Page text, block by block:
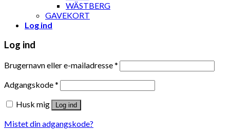
WÄSTBERG
GAVEKORT
Log ind
Log ind
Brugernavn eller e-mailadresse*
Adgangskode*
Husk mig
Log ind
Mistet din adgangskode?